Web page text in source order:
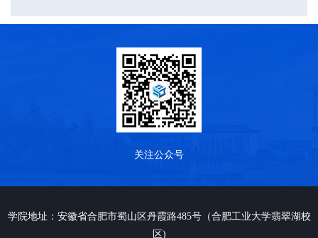
关注公众号
学院地址：安徽省合肥市蜀山区丹霞路485号（合肥工业大学翡翠湖校
区)